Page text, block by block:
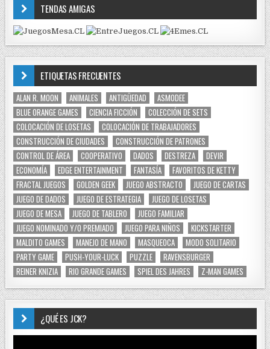
TENDAS AMIGAS
ETIQUETAS FRECUENTES
ALAN R. MOON ANIMALES ANTIGÜEDAD
ASMODEE
BLUE ORANGE GAMES
CIENCIA FICCIÓN
COLECCIÓN DE SETS
COLOCACIÓN DE LOSETAS
COLOCACIÓN DE TRABAJADORES
CONSTRUCCIÓN DE CIUDADES
CONSTRUCCIÓN DE PATRONES
CONTROL DE ÁREA
COOPERATIVO DADOS DESTREZA
DEVIR
ECONOMÍA
EDGE ENTERTAINMENT FANTASÍA
FAVORITOS DE KETTY
FRACTAL JUEGOS
GOLDEN GEEK JUEGO ABSTRACTO
JUEGO DE CARTAS
JUEGO DE DADOS
JUEGO DE ESTRATEGIA
JUEGO DE LOSETAS
JUEGO DE MESA
JUEGO DE TABLERO
JUEGO FAMILIAR
JUEGO NOMINADO Y/O PREMIADO
JUEGO PARA NIÑOS
KICKSTARTER
MALDITO GAMES
MANEJO DE MANO MASQUEOCA
MODO SOLITARIO
PARTY GAME
PUSH-YOUR-LUCK PUZZLE
RAVENSBURGER
REINER KNIZIA
RIO GRANDE GAMES SPIEL DES JAHRES Z-MAN GAMES
¿QUÉ ES JCK?